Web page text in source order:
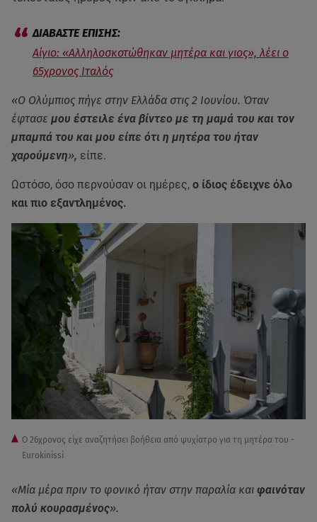
Αίγιο: «Αλληλοσκοτώθηκαν μητέρα και γιος», λέει ο
65χρονος Ιταλός
«Ο Ολύμπιος πήγε στην Ελλάδα στις 2 Ιουνίου. Όταν
έφτασε μου έστειλε ένα βίντεο με τη μαμά του και τον
μπαμπά του και μου είπε ότι η μητέρα του ήταν
χαρούμενη», είπε.
Ωστόσο, όσο περνούσαν οι ημέρες, ο ίδιος έδειχνε όλο
και πιο εξαντλημένος.
Ο 26χρονος είχε αναζητήσει βοήθεια από ψυχίατρο για τη μητέρα του -
Eurokinissi
«Μία μέρα πριν το φονικό ήταν στην παραλία και φαινόταν
πολύ κουρασμένος».